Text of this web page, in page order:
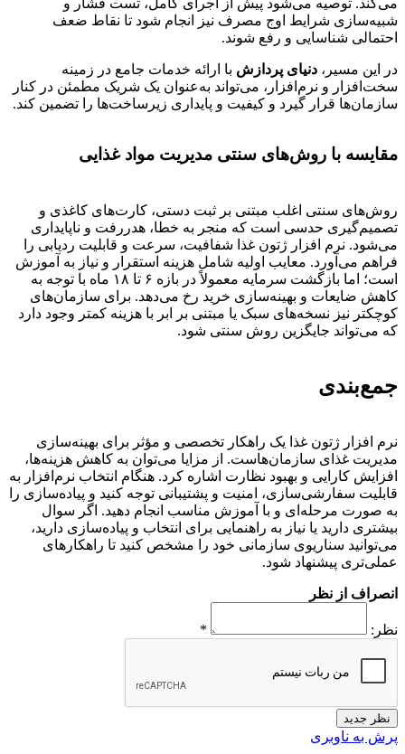
شبیه‌سازی شرایط اوج مصرف نیز انجام شود تا نقاط ضعف
احتمالی شناسایی و رفع شوند.
در این مسیر، دنیای پردازش با ارائه خدمات جامع در زمینه
سخت‌افزار و نرم‌افزار، می‌تواند به‌عنوان یک شریک مطمئن در کنار
سازمان‌ها قرار گیرد و کیفیت و پایداری زیرساخت‌ها را تضمین کند.
مقایسه با روش‌های سنتی مدیریت مواد غذایی
روش‌های سنتی اغلب مبتنی بر ثبت دستی، کارت‌های کاغذی و
تصمیم‌گیری حدسی است که منجر به خطا، هدررفت و ناپایداری
می‌شود. نرم افزار ژتون غذا شفافیت، سرعت و قابلیت ردیابی را
فراهم می‌آورد. معایب اولیه شامل هزینه استقرار و نیاز به آموزش
است؛ اما بازگشت سرمایه معمولاً در بازه ۶ تا ۱۸ ماه با توجه به
کاهش ضایعات و بهینه‌سازی خرید رخ می‌دهد. برای سازمان‌های
کوچکتر نیز نسخه‌های سبک یا مبتنی بر ابر با هزینه کمتر وجود دارد
که می‌تواند جایگزین روش سنتی شود.
جمع‌بندی
نرم افزار ژتون غذا یک راهکار تخصصی و مؤثر برای بهینه‌سازی
مدیریت غذای سازمان‌هاست. از مزایا می‌توان به کاهش هزینه‌ها،
افزایش کارایی و بهبود نظارت اشاره کرد. هنگام انتخاب نرم‌افزار به
قابلیت سفارشی‌سازی، امنیت و پشتیبانی توجه کنید و پیاده‌سازی را
به صورت مرحله‌ای و با آموزش مناسب انجام دهید. اگر سوال
بیشتری دارید یا نیاز به راهنمایی برای انتخاب و پیاده‌سازی دارید،
می‌توانید سناریوی سازمانی خود را مشخص کنید تا راهکارهای
عملی‌تری پیشنهاد شود.
انصراف از نظر
نظر: *
نظر جدید
پرش به ناوبری